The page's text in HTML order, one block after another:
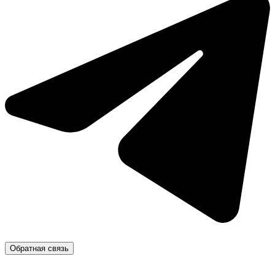
Обратная связь